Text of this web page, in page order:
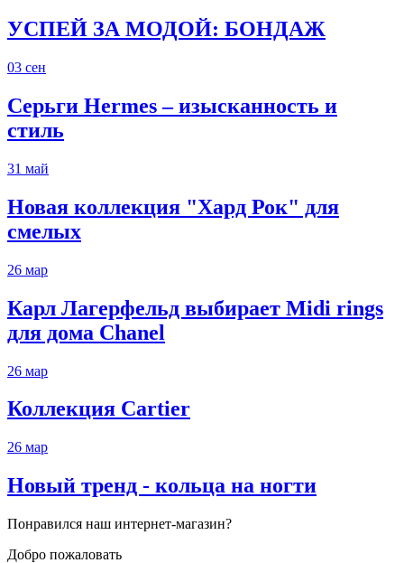
УСПЕЙ ЗА МОДОЙ: БОНДАЖ
03 сен
Серьги Hermes – изысканность и
стиль
31 май
Новая коллекция "Хард Рок" для
смелых
26 мар
Карл Лагерфельд выбирает Midi rings
для дома Chanel
26 мар
Коллекция Cartier
26 мар
Новый тренд - кольца на ногти
Понравился наш интернет-магазин?
Добро пожаловать